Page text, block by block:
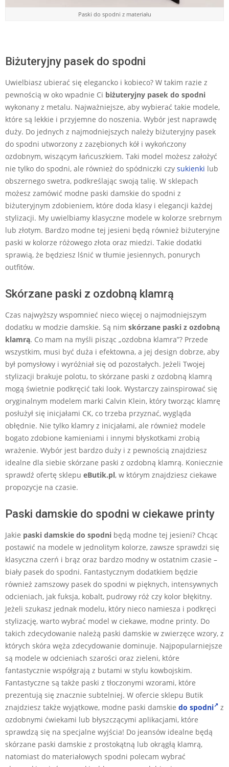
Paski do spodni z materiału
Biżuteryjny pasek do spodni
Uwielbiasz ubierać się elegancko i kobieco? W takim razie z
pewnością w oko wpadnie Ci biżuteryjny pasek do spodni
wykonany z metalu. Najważniejsze, aby wybierać takie modele,
które są lekkie i przyjemne do noszenia. Wybór jest naprawdę
duży. Do jednych z najmodniejszych należy biżuteryjny pasek
do spodni utworzony z zazębionych kół i wykończony
ozdobnym, wiszącym łańcuszkiem. Taki model możesz założyć
nie tylko do spodni, ale również do spódniczki czy sukienki lub
obszernego swetra, podkreślając swoją talię. W sklepach
możesz zamówić modne paski damskie do spodni z
biżuteryjnym zdobieniem, które doda klasy i elegancji każdej
stylizacji. My uwielbiamy klasyczne modele w kolorze srebrnym
lub złotym. Bardzo modne tej jesieni będą również biżuteryjne
paski w kolorze różowego złota oraz miedzi. Takie dodatki
sprawią, że będziesz lśnić w tłumie jesiennych, ponurych
outfitów.
Skórzane paski z ozdobną klamrą
Czas najwyższy wspomnieć nieco więcej o najmodniejszym
dodatku w modzie damskie. Są nim skórzane paski z ozdobną
klamrą. Co mam na myśli pisząc „ozdobna klamra”? Przede
wszystkim, musi być duża i efektowna, a jej design dobrze, aby
był pomysłowy i wyróżniał się od pozostałych. Jeżeli Twojej
stylizacji brakuje polotu, to skórzane paski z ozdobną klamrą
mogą świetnie podkręcić taki look. Wystarczy zainspirować się
oryginalnym modelem marki Calvin Klein, który tworząc klamrę
posłużył się inicjałami CK, co trzeba przyznać, wygląda
obłędnie. Nie tylko klamry z inicjałami, ale również modele
bogato zdobione kamieniami i innymi błyskotkami zrobią
wrażenie. Wybór jest bardzo duży i z pewnością znajdziesz
idealne dla siebie skórzane paski z ozdobną klamrą. Koniecznie
sprawdź ofertę sklepu eButik.pl, w którym znajdziesz ciekawe
propozycje na czasie.
Paski damskie do spodni w ciekawe printy
Jakie paski damskie do spodni będą modne tej jesieni? Chcąc
postawić na modele w jednolitym kolorze, zawsze sprawdzi się
klasyczna czerń i brąz oraz bardzo modny w ostatnim czasie –
biały pasek do spodni. Fantastycznym dodatkiem będzie
również zamszowy pasek do spodni w pięknych, intensywnych
odcieniach, jak fuksja, kobalt, pudrowy róż czy kolor błękitny.
Jeżeli szukasz jednak modelu, który nieco namiesza i podkręci
stylizację, warto wybrać model w ciekawe, modne printy. Do
takich zdecydowanie należą paski damskie w zwierzęce wzory, z
których skóra węża zdecydowanie dominuje. Najpopularniejsze
są modele w odcieniach szarości oraz zieleni, które
fantastycznie współgrają z butami w stylu kowbojskim.
Fantastyczne są także paski z tłoczonymi wzorami, które
prezentują się znacznie subtelniej. W ofercie sklepu Butik
znajdziesz także wyjątkowe, modne paski damskie do spodni
z
ozdobnymi ćwiekami lub błyszczącymi aplikacjami, które
sprawdzą się na specjalne wyjścia! Do jeansów idealne będą
skórzane paski damskie z prostokątną lub okrągłą klamrą,
natomiast do materiałowych spodni polecam wybrać